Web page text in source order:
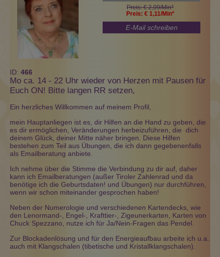
Preis: € 2,09/Min*
Preis: € 1,11/Min*
E-Mail schreiben
ID: 466
Mo ca. 14 - 22 Uhr wieder von Herzen mit Pausen für
Euch ON! Bitte langen RR setzen,
Ein herzliches Willkommen auf meinem Profil,
mein Hauptanliegen ist es, dir Hilfen an die Hand zu geben, die
es dir ermöglichen, Veränderungen herbeizuführen, die dich
deinem Glück, deiner Mitte näher bringen. Diese Hilfen
bestehen zum Teil aus Übungen, die ich dann gegebenenfalls
als Emailberatung anbiete.
Ich nehme über die Stimme die Verbindung zu dir auf, daher
kann ich Emailberatungen (außer Tiroler Zahlenrad und da
benötige ich die Geburtsdaten! und Übungen) nur durchführen,
wenn wir schon miteinander gesprochen haben!
Neben der Numerologie und verschiedenen Kartendecks, wie
den Lenormand-, Engel-, Krafttier-, Zigeunerkarten, Karten von
Chuck Spezzano, nutze ich für Ja/Nein-Fragen das Pendel.
Zur Blockadenlösung und für den Energieaufbau arbeite ich u.a.
auch mit Klangschalen (tibetische und Kristallklangschalen).